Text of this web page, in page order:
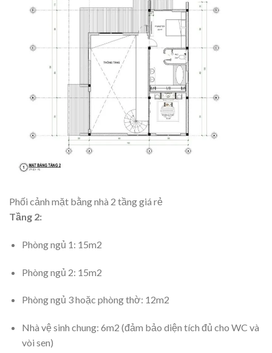
Phối cảnh mặt bằng nhà 2 tầng giá rẻ
Tầng 2:
Phòng ngủ 1: 15m2
Phòng ngủ 2: 15m2
Phòng ngủ 3 hoặc phòng thờ: 12m2
Nhà vệ sinh chung: 6m2 (đảm bảo diện tích đủ cho WC và
vòi sen)